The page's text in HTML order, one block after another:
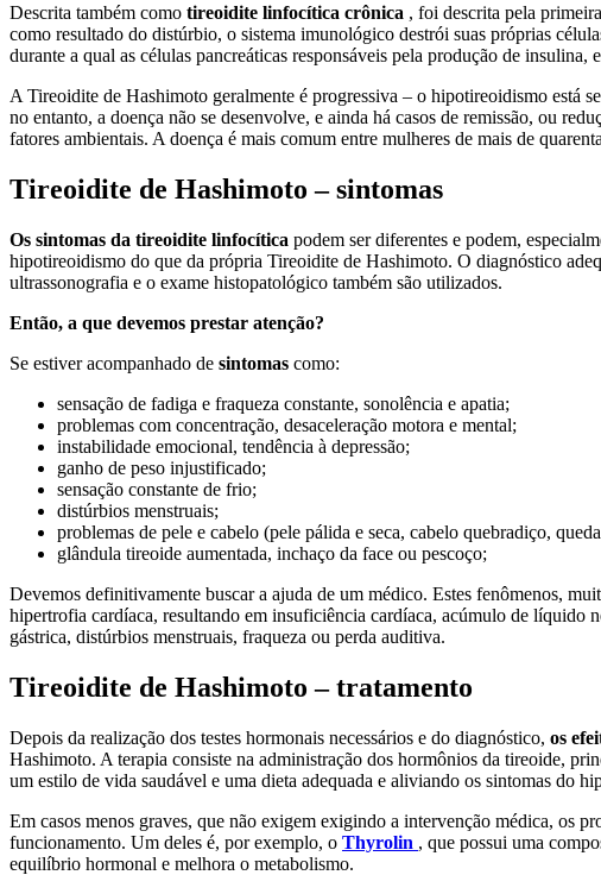
Descrita também como tireoidite linfocítica crônica , foi descrita pela
como resultado do distúrbio, o sistema imunológico destrói suas próprias
durante a qual as células pancreáticas responsáveis pela produção de
A Tireoidite de Hashimoto geralmente é progressiva – o hipotireoidismo está
no entanto, a doença não se desenvolve, e ainda há casos de remissão, ou
fatores ambientais. A doença é mais comum entre mulheres de mais de
Tireoidite de Hashimoto – sintomas
Os sintomas da tireoidite linfocítica podem ser diferentes e podem,
hipotireoidismo do que da própria Tireoidite de Hashimoto. O diagnóstico
ultrassonografia e o exame histopatológico também são utilizados.
Então, a que devemos prestar atenção?
Se estiver acompanhado de sintomas como:
sensação de fadiga e fraqueza constante, sonolência e apatia;
problemas com concentração, desaceleração motora e mental;
instabilidade emocional, tendência à depressão;
ganho de peso injustificado;
sensação constante de frio;
distúrbios menstruais;
problemas de pele e cabelo (pele pálida e seca, cabelo quebradiço,
glândula tireoide aumentada, inchaço da face ou pescoço;
Devemos definitivamente buscar a ajuda de um médico. Estes fenômenos,
hipertrofia cardíaca, resultando em insuficiência cardíaca, acúmulo de líquido
gástrica, distúrbios menstruais, fraqueza ou perda auditiva.
Tireoidite de Hashimoto – tratamento
Depois da realização dos testes hormonais necessários e do diagnóstico, os
Hashimoto. A terapia consiste na administração dos hormônios da tireoide,
um estilo de vida saudável e uma dieta adequada e aliviando os sintomas do
Em casos menos graves, que não exigem exigindo a intervenção médica, os
funcionamento. Um deles é, por exemplo, o Thyrolin , que possui uma
equilíbrio hormonal e melhora o metabolismo.